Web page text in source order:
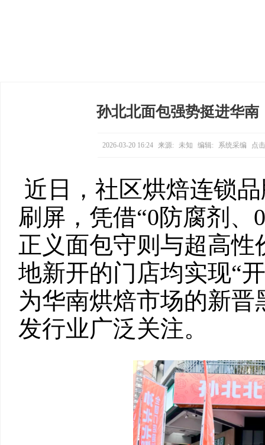
孙北北面包强势挺进华
2026-03-20 16:24 来源: 未知 编辑: 系统采编 点
近日，社区烘焙连锁
刷屏，凭借“0防腐剂、
正义面包守则与超高
地新开的门店均实现“
为华南烘焙市场的新
发行业广泛关注。